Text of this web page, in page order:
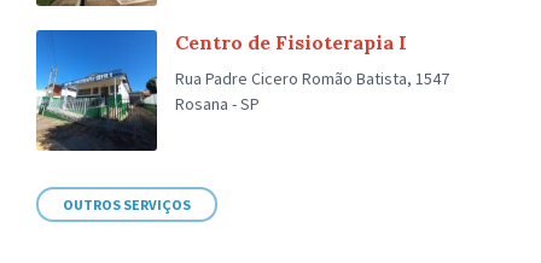
Centro de Fisioterapia I
Rua Padre Cicero Romão Batista, 1547
Rosana - SP
OUTROS SERVIÇOS